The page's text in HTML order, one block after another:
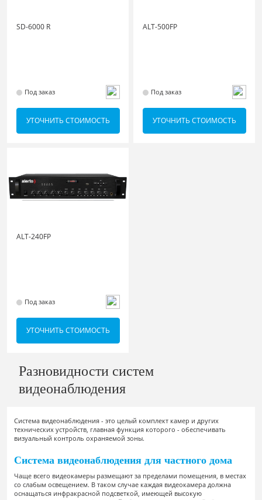
SD-6000 R
Под заказ
УТОЧНИТЬ СТОИМОСТЬ
ALT-500FP
Под заказ
УТОЧНИТЬ СТОИМОСТЬ
ALT-240FP
Под заказ
УТОЧНИТЬ СТОИМОСТЬ
Разновидности систем
видеонаблюдения
Система видеонаблюдения - это целый комплект камер и других
технических устройств, главная функция которого - обеспечивать
визуальный контроль охраняемой зоны.
Система видеонаблюдения для частного дома
Чаще всего видеокамеры размещают за пределами помещения, в местах
со слабым освещением. В таком случае каждая видеокамера должна
оснащаться инфракрасной подсветкой, имеющей высокую